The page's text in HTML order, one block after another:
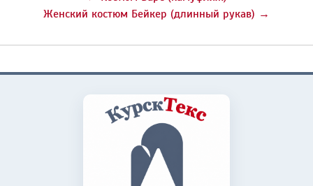
Женский костюм Бейкер (длинный рукав) →